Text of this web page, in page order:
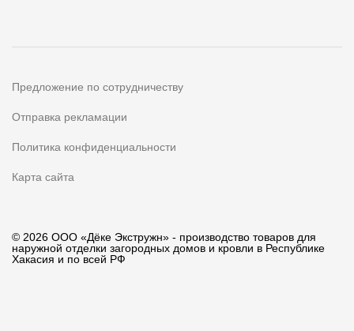
Предложение по сотрудничеству
Отправка рекламации
Политика конфиденциальности
Карта сайта
© 2026 ООО «Дёке Экстружн» - производство товаров для
наружной отделки загородных домов и кровли в Республике
Хакасия и по всей РФ